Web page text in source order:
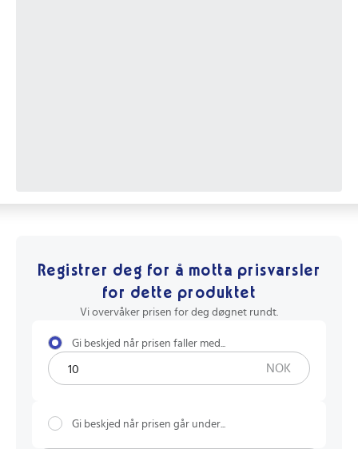
Registrer deg for å motta prisvarsler
for dette produktet
Vi overvåker prisen for deg døgnet rundt.
Gi beskjed når prisen faller med...
NOK
Gi beskjed når prisen går under...